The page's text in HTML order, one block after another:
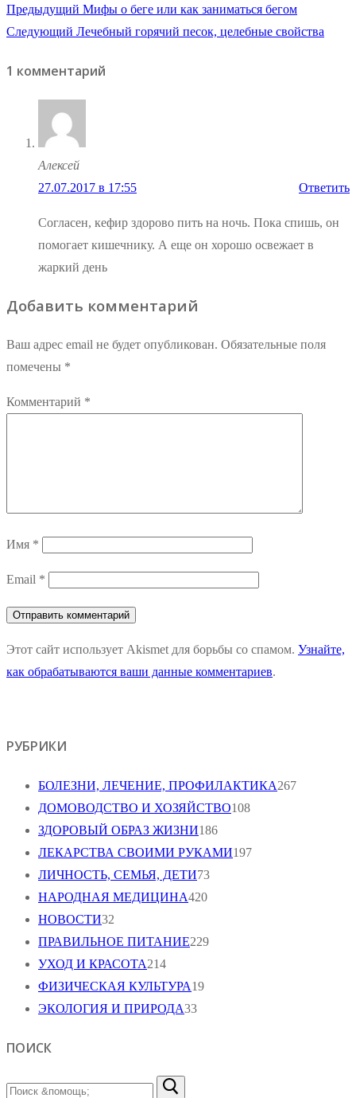
Навигация
записям
Предыдущий Предыдущая
запись:
Мифы о беге или как заниматься бегом
Следующий Следующая
Лечебный горячий песок, целебные свойства
1 комментарий
Алексей
27.07.2017 в 17:55
Ответить
Согласен, кефир здорово пить на ночь. Пока спишь, он
помогает кишечнику. А еще он хорошо освежает в
жаркий день
Добавить комментарий
Ваш адрес email не будет опубликован. Обязательные поля
помечены *
Комментарий *
Имя *
Email *
Этот сайт использует Akismet для борьбы со спамом. Узнайте,
как обрабатываются ваши данные комментариев.
РУБРИКИ
БОЛЕЗНИ, ЛЕЧЕНИЕ, ПРОФИЛАКТИКА267
ДОМОВОДСТВО И ХОЗЯЙСТВО108
ЗДОРОВЫЙ ОБРАЗ ЖИЗНИ186
ЛЕКАРСТВА СВОИМИ РУКАМИ197
ЛИЧНОСТЬ, СЕМЬЯ, ДЕТИ73
НАРОДНАЯ МЕДИЦИНА420
НОВОСТИ32
ПРАВИЛЬНОЕ ПИТАНИЕ229
УХОД И КРАСОТА214
ФИЗИЧЕСКАЯ КУЛЬТУРА19
ЭКОЛОГИЯ И ПРИРОДА33
ПОИСК
Найти: